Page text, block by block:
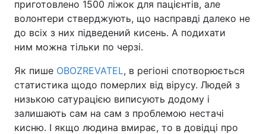
приготовлено 1500 ліжок для пацієнтів, але
волонтери стверджують, що насправді далеко не
до всіх з них підведений кисень. А подихати
ним можна тільки по черзі.
Як пише OBOZREVATEL, в регіоні спотворюється
статистика щодо померлих від вірусу. Людей з
низькою сатурацією виписують додому і
залишають сам на сам з проблемою нестачі
кисню. І якщо людина вмирає, то в довідці про